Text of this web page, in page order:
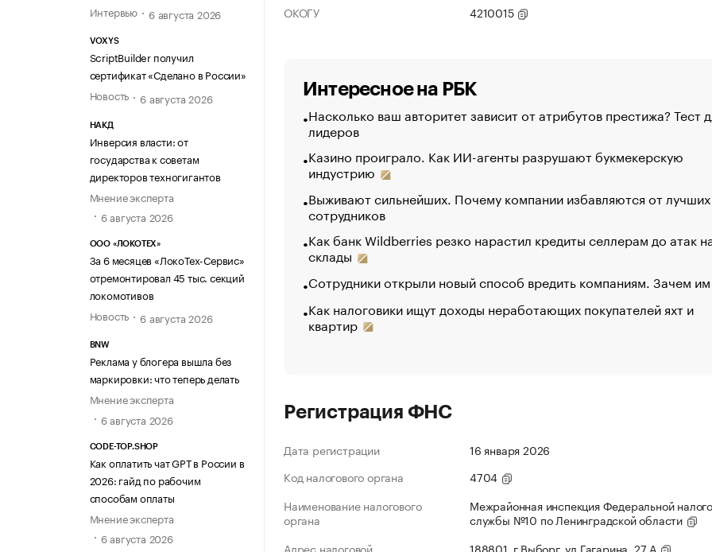
Интервью
6 августа 2026
VOXYS
ScriptBuilder получил
сертификат «Сделано в России»
Новость
6 августа 2026
НАКД
Инверсия власти: от
государства к советам
директоров техногигантов
Мнение эксперта
6 августа 2026
ООО «ЛОКОТЕХ»
За 6 месяцев «ЛокоТех-Сервис»
отремонтировал 45 тыс. секций
локомотивов
Новость
6 августа 2026
BNW
Реклама у блогера вышла без
маркировки: что теперь делать
Мнение эксперта
6 августа 2026
CODE-TOP.SHOP
Как оплатить чат GPT в России в
2026: гайд по рабочим
способам оплаты
Мнение эксперта
6 августа 2026
ОКОГУ
4210015
Интересное на РБК
Насколько ваш авторитет зависит от атрибутов престижа? Тест
лидеров
Казино проиграло. Как ИИ-агенты разрушают букмекерскую
индустрию
Выживают сильнейших. Почему компании избавляются от лучших
сотрудников
Как банк Wildberries резко нарастил кредиты селлерам до атак
склады
Сотрудники открыли новый способ вредить компаниям. Зачем
Как налоговики ищут доходы неработающих покупателей яхт и
квартир
Регистрация ФНС
Дата регистрации
16 января 2026
Код налогового органа
4704
Наименование налогового
органа
Межрайонная инспекция Федеральной
службы №10 по Ленинградской области
Адрес налоговой
188801, г.Выборг, ул.Гагарина, 27 А